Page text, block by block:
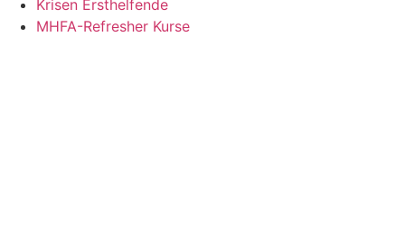
Krisen Ersthelfende
MHFA-Refresher Kurse